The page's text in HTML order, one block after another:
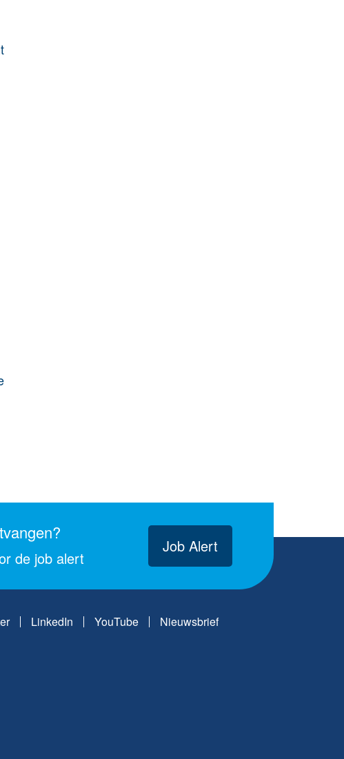
de job alert
Job Alert
LinkedIn YouTube Nieuwsbrief